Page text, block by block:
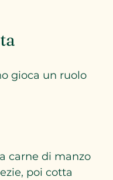
gioca un ruolo
carne di manzo
poi cotta